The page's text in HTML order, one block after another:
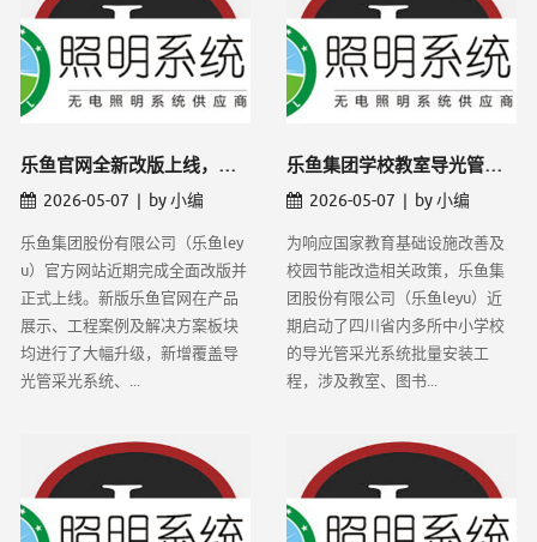
乐鱼官网全新改版上线，导光管采光系统线上
2026-05-07 | by 小编
乐鱼集团股份有限公司（乐鱼ley
u）官方网站近期完成全面改版并
正式上线。新版乐鱼官网在产品
展示、工程案例及解决方案板块
均进行了大幅升级，新增覆盖导
光管采光系统、...
乐鱼集团学校教室导光管采光改造项目获批，
2026-05-07 | by 小编
为响应国家教育基础设施改善及
校园节能改造相关政策，乐鱼集
团股份有限公司（乐鱼leyu）近
期启动了四川省内多所中小学校
的导光管采光系统批量安装工
程，涉及教室、图书...